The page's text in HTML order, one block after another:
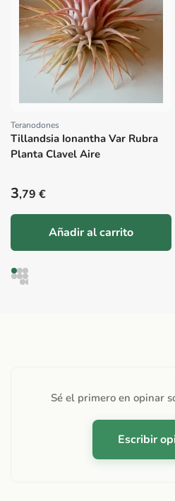
Proveedor:
Teranodones
Tillandsia Ionantha Var Rubra
Planta Clavel Aire
Precio habitual
3,79 €
Añadir al carrito
Sé el primero en opinar
Escribir